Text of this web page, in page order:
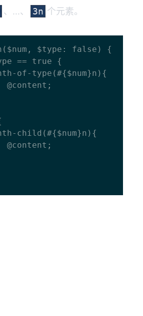
、...、 3n 个元素。
$type: false) {